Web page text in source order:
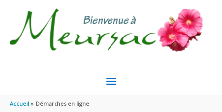
MENU
Accueil Démarches en ligne